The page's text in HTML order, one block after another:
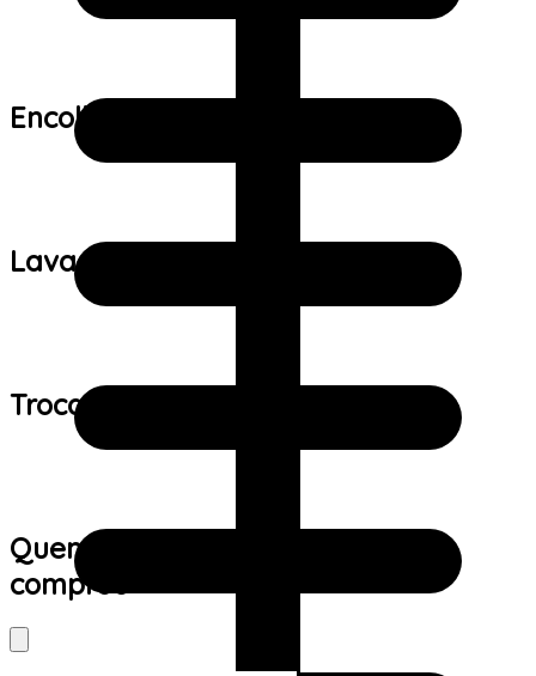
Encolhimento:
Lavagem:
Trocas e devoluções:
Quem viu este produto também
comprou